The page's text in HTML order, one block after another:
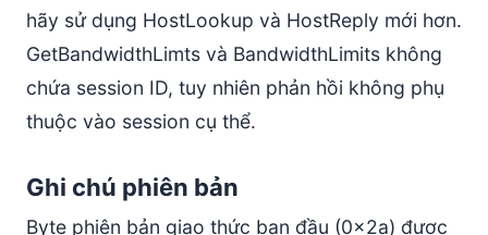
hãy sử dụng HostLookup và HostReply mới hơn.
GetBandwidthLimts và BandwidthLimits không
chứa session ID, tuy nhiên phản hồi không phụ
thuộc vào session cụ thể.
Ghi chú phiên bản
Byte phiên bản giao thức ban đầu (0x2a) được